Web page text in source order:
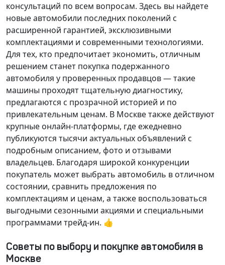
консультаций по всем вопросам. Здесь вы найдете
новые автомобили последних поколений с
расширенной гарантией, эксклюзивными
комплектациями и современными технологиями.
Для тех, кто предпочитает экономить, отличным
решением станет покупка подержанного
автомобиля у проверенных продавцов — такие
машины проходят тщательную диагностику,
предлагаются с прозрачной историей и по
привлекательным ценам. В Москве также действуют
крупные онлайн-платформы, где ежедневно
публикуются тысячи актуальных объявлений с
подробным описанием, фото и отзывами
владельцев. Благодаря широкой конкуренции
покупатель может выбрать автомобиль в отличном
состоянии, сравнить предложения по
комплектациям и ценам, а также воспользоваться
выгодными сезонными акциями и специальными
программами трейд-ин. 👍
Советы по выбору и покупке автомобиля в
Москве